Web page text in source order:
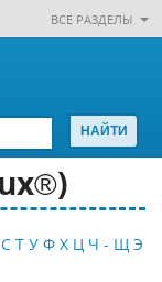
ВСЕ РАЗДЕЛЫ
С Т У Ф Х Ц Ч - Щ Э